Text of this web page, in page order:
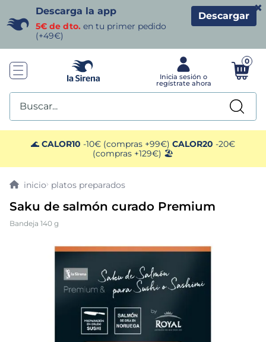
Descarga la app
5€ de dto. en tu primer pedido
(+49€)
Descargar
×
0
Buscar...
🌊 CALOR10 -10€ (compras +99€) CALOR20 -20€
(compras +129€) 🏖️
platos preparados
Saku de salmón curado Premium
Bandeja 140 g
TÉRMINOS MÁS BUSCADOS
1. helados sirena
3. patatas